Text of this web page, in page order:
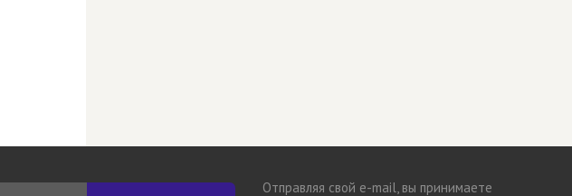
Отправляя свой e-mail, вы принимаете